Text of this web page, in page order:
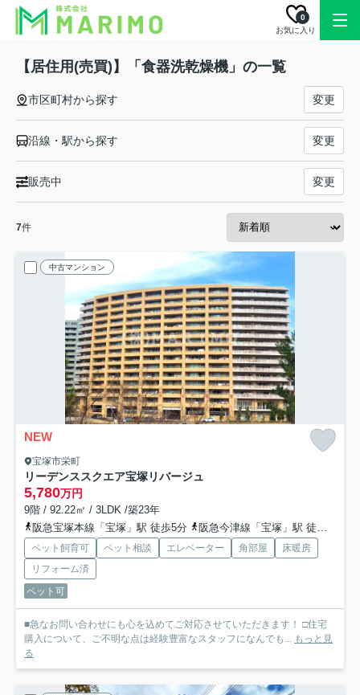
お気に入り
0
【居住用(売買)】「食器洗乾燥機」の一覧
市区町村から探す 変更
沿線・駅から探す 変更
販売中 変更
7件
中古マンション
NEW
宝塚市栄町
リーデンススクエア宝塚リバージュ
5,780万円
9階 / 92.22㎡ / 3LDK /築23年
阪急宝塚本線「宝塚」駅 徒歩5分
阪急今津線「宝塚」駅 徒歩5分
ペット飼育可 ペット相談 エレベーター 角部屋
床暖房
リフォーム済
ペット可
■急なお問い合わせにも心を込めてご対応させていただきます！ □住宅
購入について、ご不明な点は経験豊富なスタッフになんでも... もっと見
る